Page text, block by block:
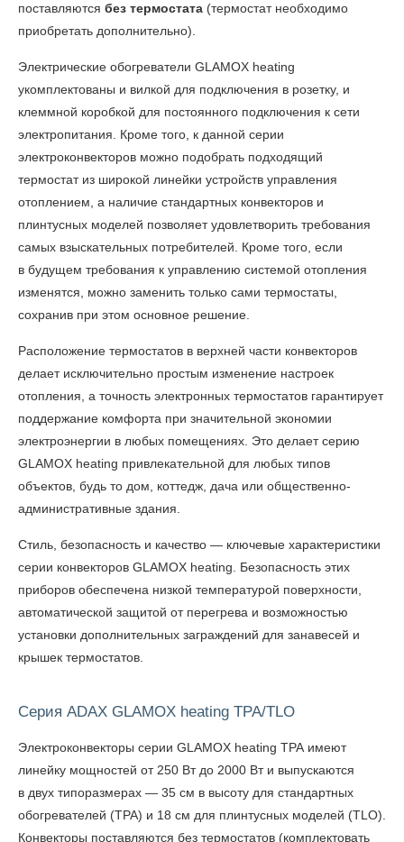
поставляются без термостата (термостат необходимо
приобретать дополнительно).
Электрические обогреватели GLAMOX heating
укомплектованы и вилкой для подключения в розетку, и
клеммной коробкой для постоянного подключения к сети
электропитания. Кроме того, к данной серии
электроконвекторов можно подобрать подходящий
термостат из широкой линейки устройств управления
отоплением, а наличие стандартных конвекторов и
плинтусных моделей позволяет удовлетворить требования
самых взыскательных потребителей. Кроме того, если
в будущем требования к управлению системой отопления
изменятся, можно заменить только сами термостаты,
сохранив при этом основное решение.
Расположение термостатов в верхней части конвекторов
делает исключительно простым изменение настроек
отопления, а точность электронных термостатов гарантирует
поддержание комфорта при значительной экономии
электроэнергии в любых помещениях. Это делает серию
GLAMOX heating привлекательной для любых типов
объектов, будь то дом, коттедж, дача или общественно-
административные здания.
Стиль, безопасность и качество — ключевые характеристики
серии конвекторов GLAMOX heating. Безопасность этих
приборов обеспечена низкой температурой поверхности,
автоматической защитой от перегрева и возможностью
установки дополнительных заграждений для занавесей и
крышек термостатов.
Серия ADAX GLAMOX heating TPA/TLO
Электроконвекторы серии GLAMOX heating TPA имеют
линейку мощностей от 250 Вт до 2000 Вт и выпускаются
в двух типоразмерах — 35 см в высоту для стандартных
обогревателей (TPA) и 18 см для плинтусных моделей (TLO).
Конвекторы поставляются без термостатов (комплектовать